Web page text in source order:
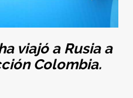
viajó a Rusia a
Colombia.